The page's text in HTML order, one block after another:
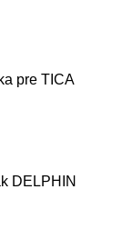
pre TICA
DELPHIN